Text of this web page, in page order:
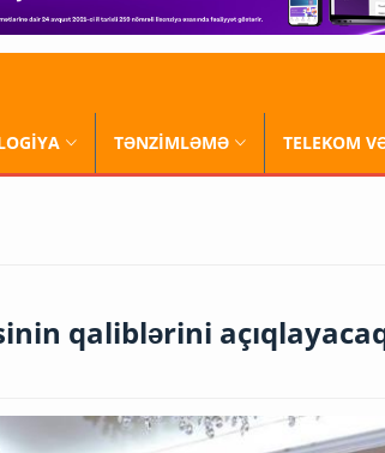
TƏNZİMLƏMƏ TELEKOM
qaliblərini